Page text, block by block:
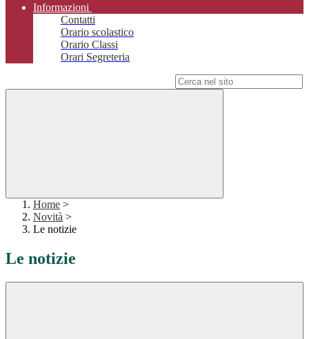
Informazioni
Contatti
Orario scolastico
Orario Classi
Orari Segreteria
Home >
Novità >
Le notizie
Le notizie